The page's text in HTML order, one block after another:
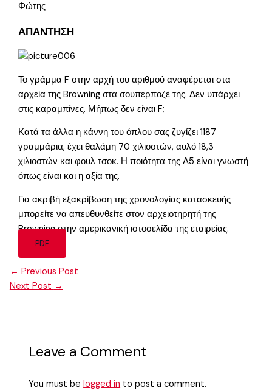
Φώτης
ΑΠΑΝΤΗΣΗ
Το γράμμα F στην αρχή του αριθμού αναφέρεται στα
αρχεία της Browning στα σουπερποζέ της. Δεν υπάρχει
στις καραμπίνες. Μήπως δεν είναι F;
Κατά τα άλλα η κάννη του όπλου σας ζυγίζει 1187
γραμμάρια, έχει θαλάμη 70 χιλιοστών, αυλό 18,3
χιλιοστών και φουλ τσοκ. Η ποιότητα της Α5 είναι γνωστή
όπως είναι και η αξία της.
Για ακριβή εξακρίβωση της χρονολογίας κατασκευής
μπορείτε να απευθυνθείτε στον αρχειοτηρητή της
Browning στην αμερικανική ιστοσελίδα της εταιρείας.
PDF
← Previous Post
Next Post →
Leave a Comment
You must belogged in to post a comment.